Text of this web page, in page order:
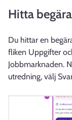
Hitta
Du hittar en
fliken Uppgifter
Jobbmarknaden.
utredning, välj